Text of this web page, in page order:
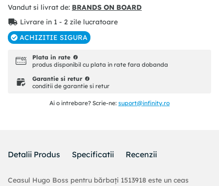
Vandut si livrat de: BRANDS ON BOARD
Livrare in 1 - 2 zile lucratoare
ACHIZITIE SIGURA
Plata in rate
produs disponibil cu plata in rate fara dobanda
Garantie si retur
conditii de garantie si retur
Ai o intrebare? Scrie-ne: suport@infinity.ro
Detalii Produs Specificatii Recenzii
Ceasul Hugo Boss pentru bărbați 1513918 este un ceas